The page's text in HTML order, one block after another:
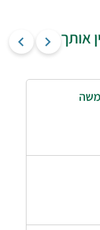
אותך
משה